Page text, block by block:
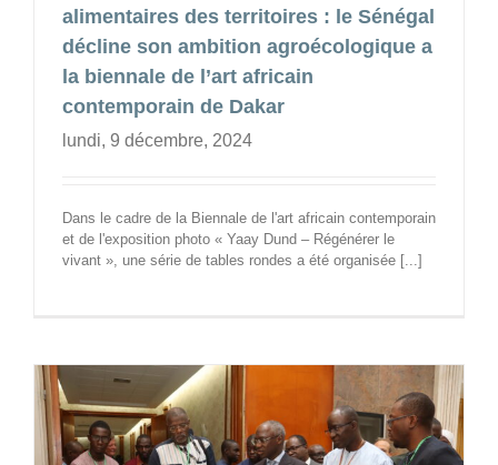
alimentaires des territoires : le Sénégal
décline son ambition agroécologique a
la biennale de l’art africain
contemporain de Dakar
lundi, 9 décembre, 2024
Dans le cadre de la Biennale de l'art africain contemporain
et de l'exposition photo « Yaay Dund – Régénérer le
vivant », une série de tables rondes a été organisée [...]